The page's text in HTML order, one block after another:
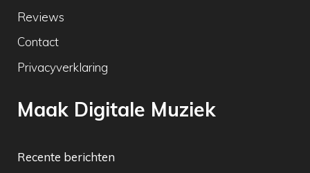
Reviews
Contact
Privacyverklaring
Maak Digitale Muziek
Recente berichten